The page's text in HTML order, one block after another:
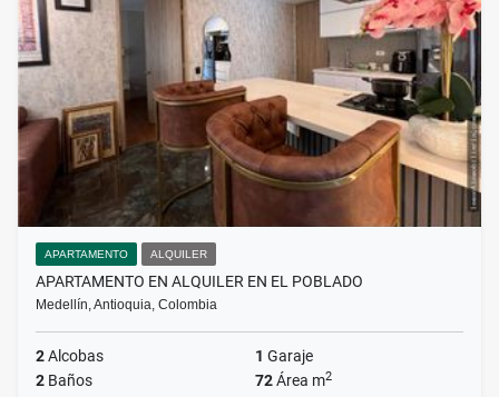
APARTAMENTO ALQUILER
APARTAMENTO EN ALQUILER EN EL POBLADO
Medellín, Antioquia, Colombia
2Alcobas 1 Garaje
2 Baños 72Área m2